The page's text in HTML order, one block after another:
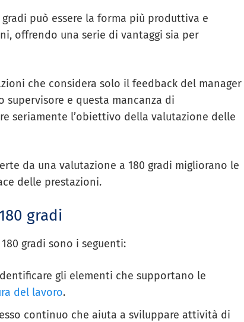
può essere la forma più produttiva e
offrendo una serie di vantaggi sia per
che considera solo il feedback del manager
e questa mancanza di
seriamente l’obiettivo della valutazione delle
da una valutazione a 180 gradi migliorano le
delle prestazioni.
gradi
gradi sono i seguenti:
gli elementi che supportano le
del lavoro.
continuo che aiuta a sviluppare attività di